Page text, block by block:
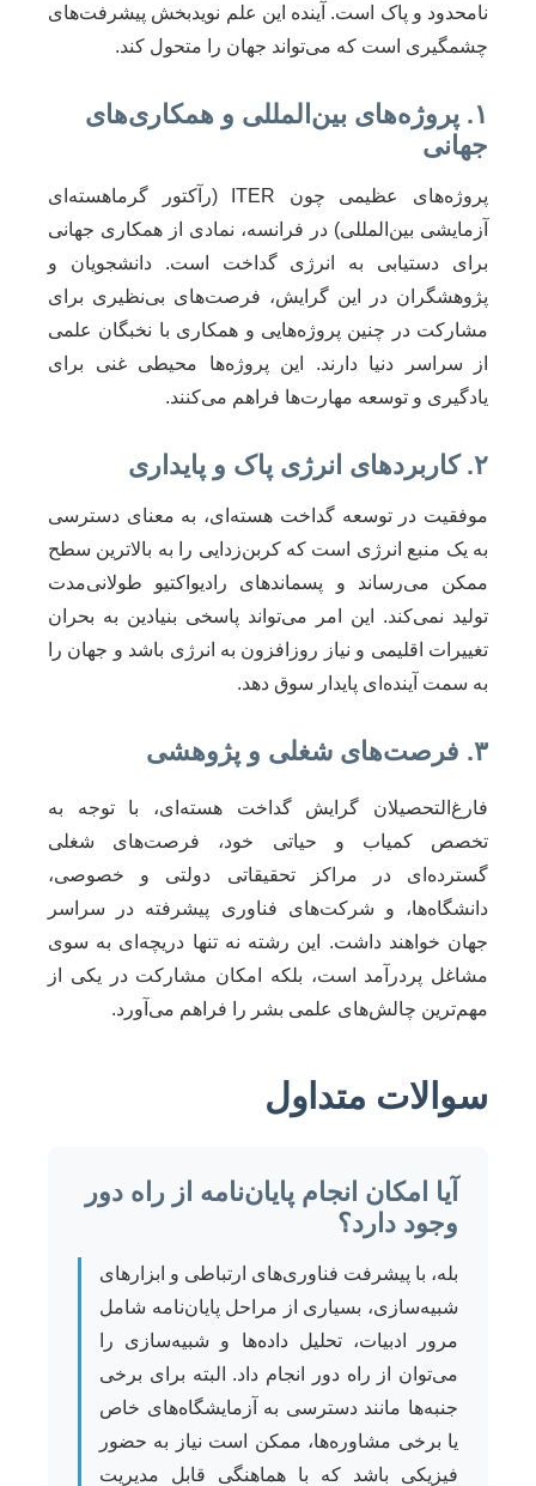
نامحدود و پاک است. آینده این علم نویدبخش پیشرفت‌های
چشمگیری است که می‌تواند جهان را متحول کند.
۱. پروژه‌های بین‌المللی و همکاری‌های
جهانی
پروژه‌های عظیمی چون ITER (رآکتور گرماهسته‌ای
آزمایشی بین‌المللی) در فرانسه، نمادی از همکاری جهانی
برای دستیابی به انرژی گداخت است. دانشجویان و
پژوهشگران در این گرایش، فرصت‌های بی‌نظیری برای
مشارکت در چنین پروژه‌هایی و همکاری با نخبگان علمی
از سراسر دنیا دارند. این پروژه‌ها محیطی غنی برای
یادگیری و توسعه مهارت‌ها فراهم می‌کنند.
۲. کاربردهای انرژی پاک و پایداری
موفقیت در توسعه گداخت هسته‌ای، به معنای دسترسی
به یک منبع انرژی است که کربن‌زدایی را به بالاترین سطح
ممکن می‌رساند و پسماندهای رادیواکتیو طولانی‌مدت
تولید نمی‌کند. این امر می‌تواند پاسخی بنیادین به بحران
تغییرات اقلیمی و نیاز روزافزون به انرژی باشد و جهان را
به سمت آینده‌ای پایدار سوق دهد.
۳. فرصت‌های شغلی و پژوهشی
فارغ‌التحصیلان گرایش گداخت هسته‌ای، با توجه به
تخصص کمیاب و حیاتی خود، فرصت‌های شغلی
گسترده‌ای در مراکز تحقیقاتی دولتی و خصوصی،
دانشگاه‌ها، و شرکت‌های فناوری پیشرفته در سراسر
جهان خواهند داشت. این رشته نه تنها دریچه‌ای به سوی
مشاغل پردرآمد است، بلکه امکان مشارکت در یکی از
مهم‌ترین چالش‌های علمی بشر را فراهم می‌آورد.
سوالات متداول
آیا امکان انجام پایان‌نامه از راه دور
وجود دارد؟
بله، با پیشرفت فناوری‌های ارتباطی و ابزارهای
شبیه‌سازی، بسیاری از مراحل پایان‌نامه شامل
مرور ادبیات، تحلیل داده‌ها و شبیه‌سازی را
می‌توان از راه دور انجام داد. البته برای برخی
جنبه‌ها مانند دسترسی به آزمایشگاه‌های خاص
یا برخی مشاوره‌ها، ممکن است نیاز به حضور
فیزیکی باشد که با هماهنگی قابل مدیریت